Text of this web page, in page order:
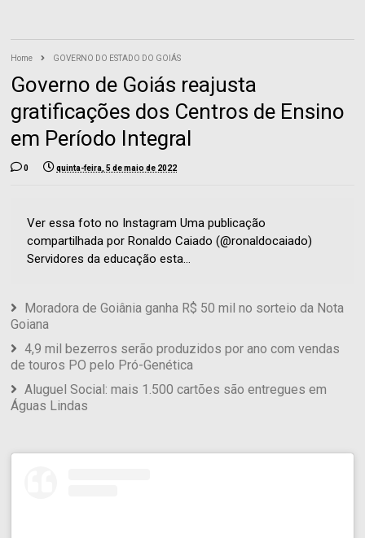
Home GOVERNO DO ESTADO DO GOIÁS
Governo de Goiás reajusta
gratificações dos Centros de Ensino
em Período Integral
0 quinta-feira, 5 de maio de 2022
Ver essa foto no Instagram Uma publicação
compartilhada por Ronaldo Caiado (@ronaldocaiado)
Servidores da educação esta...
Moradora de Goiânia ganha R$ 50 mil no sorteio da Nota
Goiana
4,9 mil bezerros serão produzidos por ano com vendas
de touros PO pelo Pró-Genética
Aluguel Social: mais 1.500 cartões são entregues em
Águas Lindas